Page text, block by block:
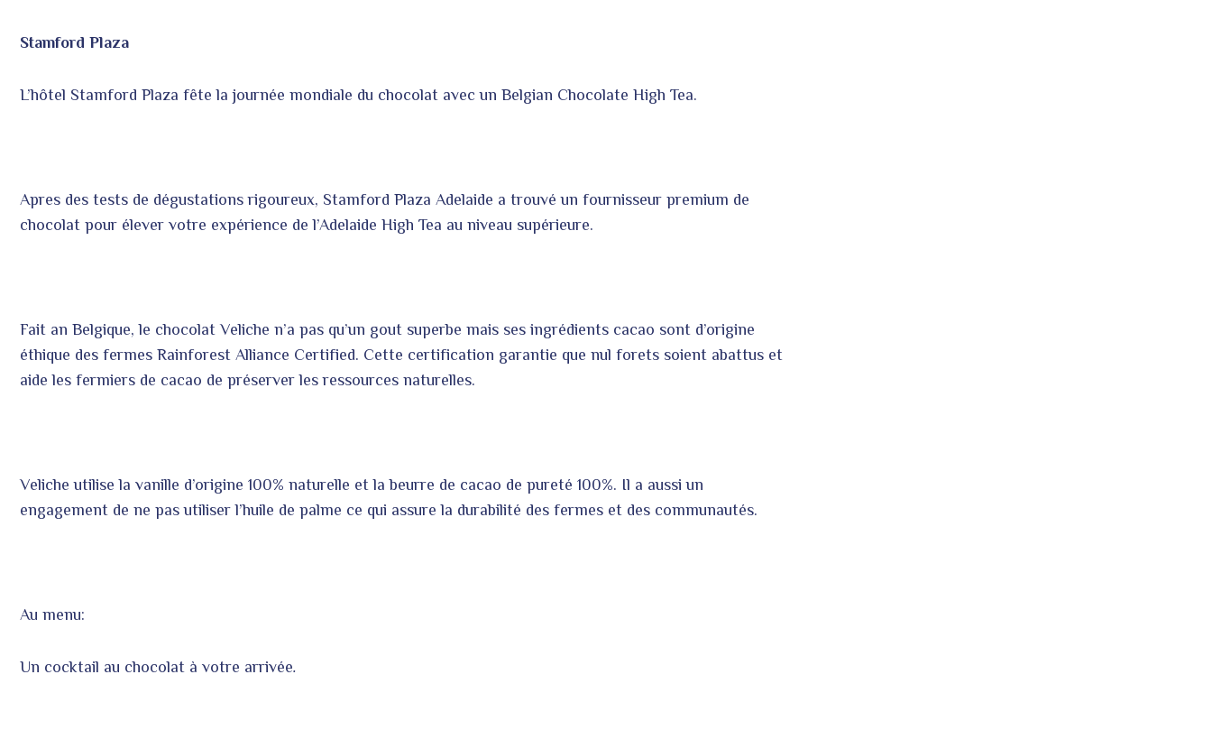
Stamford Plaza
L’hôtel Stamford Plaza fête la journée mondiale du chocolat avec un Belgian Chocolate High Tea.
Apres des tests de dégustations rigoureux, Stamford Plaza Adelaide a trouvé un fournisseur premium de
chocolat pour élever votre expérience de l’Adelaide High Tea au niveau supérieure.
Fait an Belgique, le chocolat Veliche n’a pas qu’un gout superbe mais ses ingrédients cacao sont d’origine
éthique des fermes Rainforest Alliance Certified. Cette certification garantie que nul forets soient abattus et
aide les fermiers de cacao de préserver les ressources naturelles.
Veliche utilise la vanille d’origine 100% naturelle et la beurre de cacao de pureté 100%. Il a aussi un
engagement de ne pas utiliser l’huile de palme ce qui assure la durabilité des fermes et des communautés.
Au menu:
Un cocktail au chocolat à votre arrivée.